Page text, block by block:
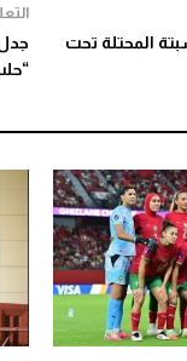
المحتلة تحت